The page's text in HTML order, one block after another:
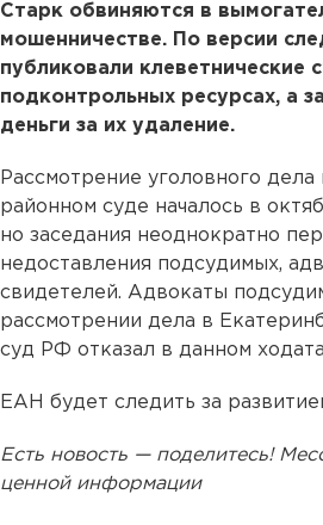
Старк обвиняются в
мошенничестве. По версии
публиковали клеветнические
подконтрольных ресурсах, а
деньги за их удаление.
Рассмотрение уголовного
районном суде началось в
но заседания неоднократно
недоставления подсудимых,
свидетелей. Адвокаты
рассмотрении дела в
суд РФ отказал в данном
ЕАН будет следить за
Есть новость — поделитесь!
ценной информации